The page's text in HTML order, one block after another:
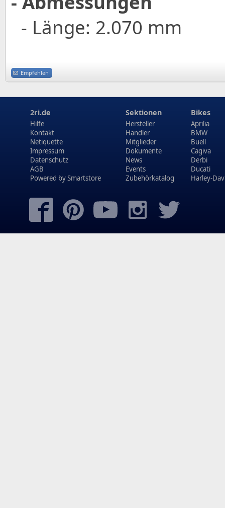
- Länge: 2.070 mm
Empfehlen
2ri.de
Hilfe
Kontakt
Netiquette
Impressum
Datenschutz
AGB
Powered bySmartstore
Sektionen
Hersteller
Händler
Mitglieder
Dokumente
News
Events
Zubehörkatalog
Bikes
Aprilia
BMW
Buell
Cagiva
Derbi
Ducati
Harley-